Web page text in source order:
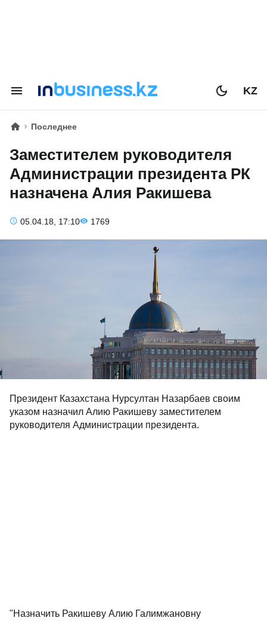
KZ
Последнее
Заместителем руководителя
Администрации президента РК
назначена Алия Ракишева
05.04.18, 17:10 1769
Президент Казахстана Нурсултан Назарбаев своим
указом назначил Алию Ракишеву заместителем
руководителя Администрации президента.
"Назначить Ракишеву Алию Галимжановну